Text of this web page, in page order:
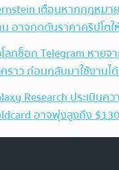
เตือนหากกฎหมาย
อาจกดดันราคาคริปโต
ลกช็อก Telegram หายจ
ราว ก่อนกลับมาใช้งานไ
Research ประเมินค
อาจพุ่งสูงถึง